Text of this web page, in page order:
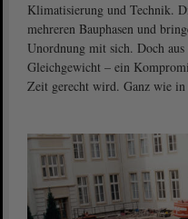
Klimatisierung und Technik.
mehreren Bauphasen und
Unordnung mit sich. Doch aus
Gleichgewicht – ein
Zeit gerecht wird. Ganz wie